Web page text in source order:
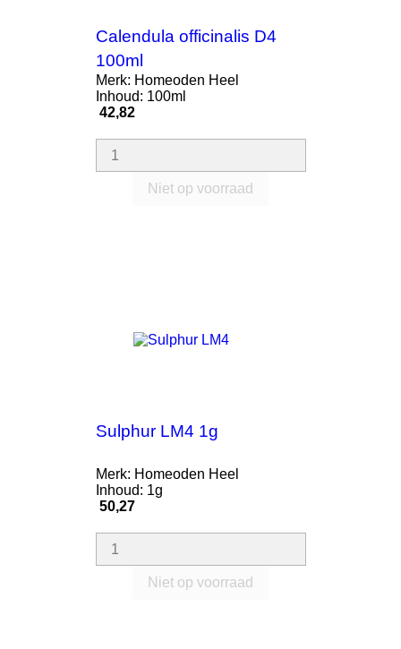
Calendula officinalis D4
100ml
Merk: Homeoden Heel
Inhoud: 100ml
Prijs
42,82
Niet op voorraad
Sulphur LM4 1g
Merk: Homeoden Heel
Inhoud: 1g
Prijs
50,27
Niet op voorraad